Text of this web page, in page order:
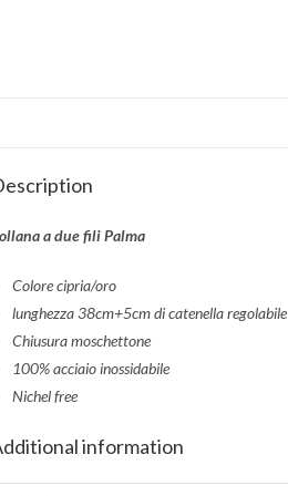
a due fili Palma
Colore cipria/oro
lunghezza 38cm+5cm di catenella regolabile
Chiusura moschettone
100% acciaio inossidabile
Nichel free
information